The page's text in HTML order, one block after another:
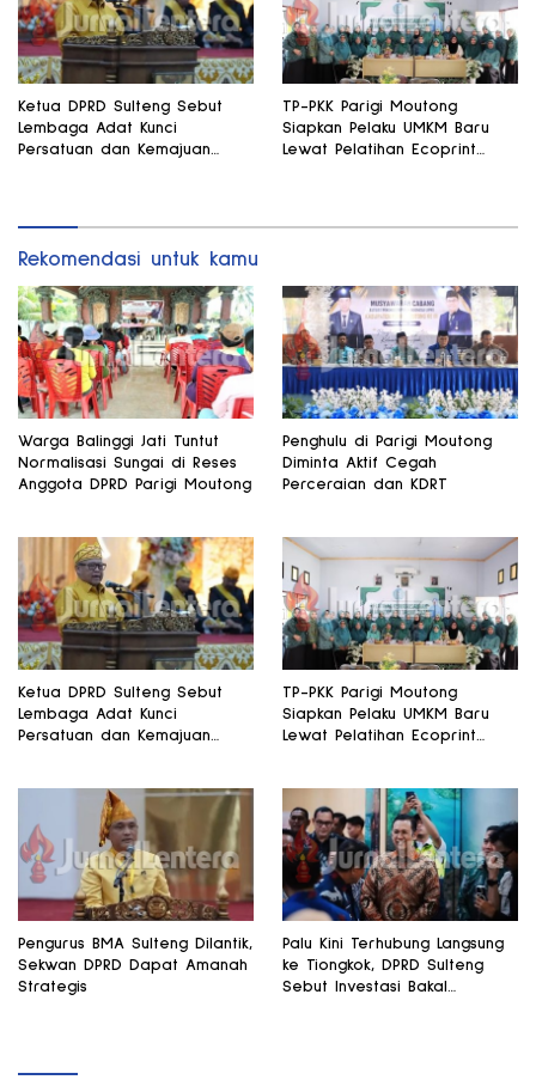
Ketua DPRD Sulteng Sebut
Lembaga Adat Kunci
Persatuan dan Kemajuan
TP-PKK Parigi Moutong
Siapkan Pelaku UMKM Baru
Lewat Pelatihan Ecoprint
Rekomendasi untuk kamu
Warga Balinggi Jati Tuntut
Normalisasi Sungai di Reses
Anggota DPRD Parigi Moutong
Penghulu di Parigi Moutong
Diminta Aktif Cegah
Perceraian dan KDRT
Ketua DPRD Sulteng Sebut
Lembaga Adat Kunci
Persatuan dan Kemajuan
TP-PKK Parigi Moutong
Siapkan Pelaku UMKM Baru
Lewat Pelatihan Ecoprint
Pengurus BMA Sulteng Dilantik,
Sekwan DPRD Dapat Amanah
Strategis
Palu Kini Terhubung Langsung
ke Tiongkok, DPRD Sulteng
Sebut Investasi Bakal